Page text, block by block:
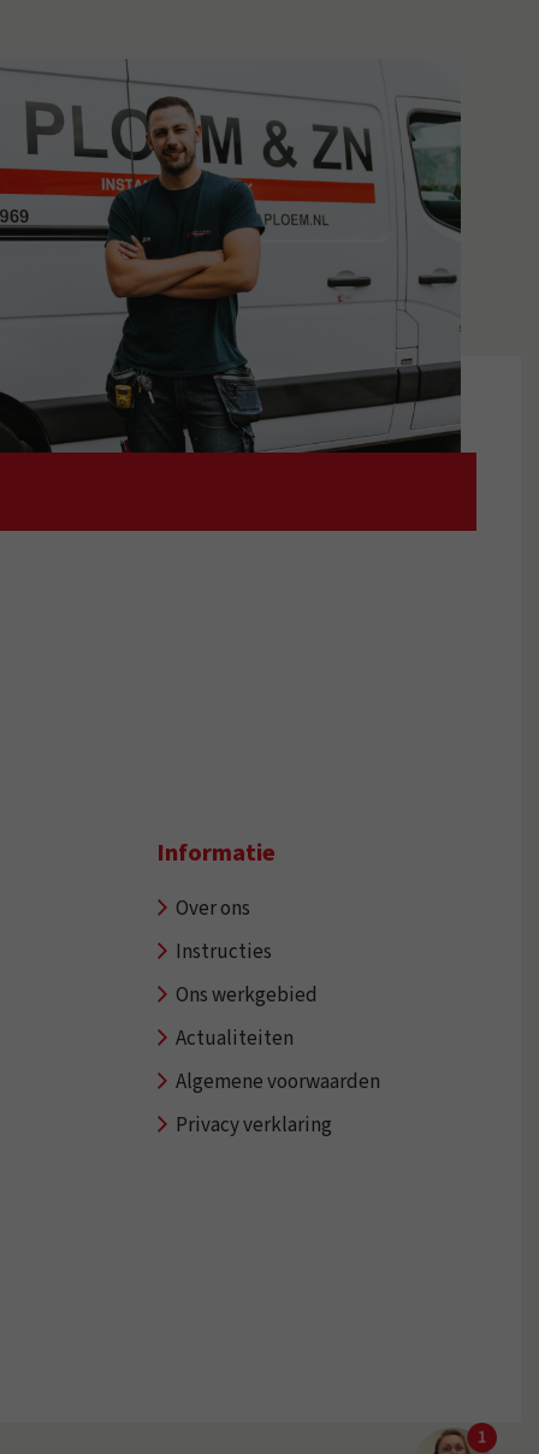
Informatie
Over ons
Instructies
Ons werkgebied
Actualiteiten
Algemene voorwaarden
Privacy verklaring